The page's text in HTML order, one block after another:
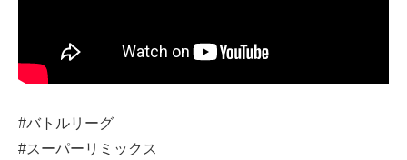
#バトルリーグ
#スーパーリミックス